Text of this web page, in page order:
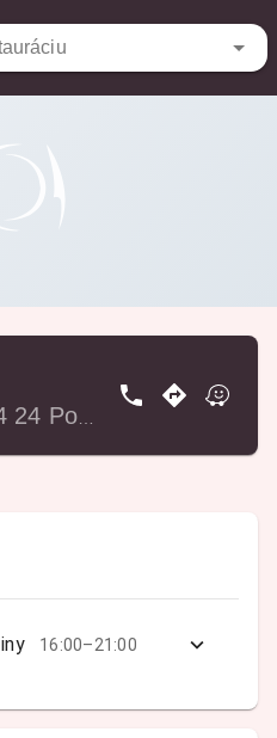
16:00–21:00